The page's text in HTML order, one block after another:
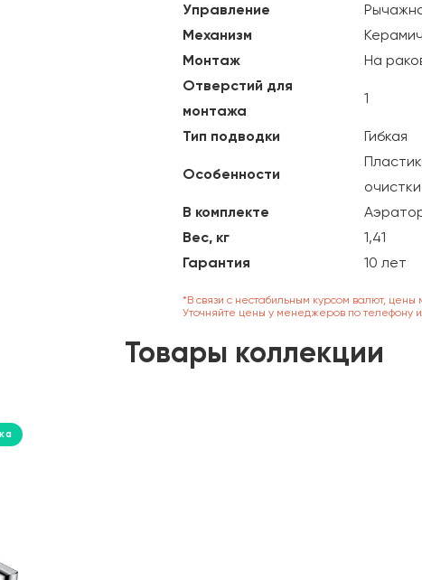
Управление
Механизм
Монтаж
На
Отверстий для
монтажа
1
Тип подводки Гибкая
Особенности
очистки
В комплекте
Вес, кг
1,41
Гарантия
10 лет
*В связи с нестабильным курсом валют, цены
Уточняйте цены у менеджеров по телефону
Товары коллекции